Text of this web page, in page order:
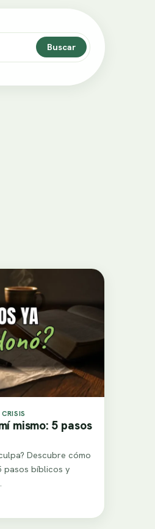
Buscar
mismo: 5 pasos
Descubre cómo
pasos bíblicos y